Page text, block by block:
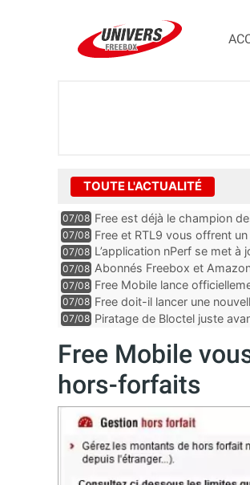
TOUTE L'ACTUALITÉ
07/08 Free est déjà le champion
encore au moin...
07/08 Free et RTL9 vous offrent
l’obtenir
07/08 L’application nPerf se met
Mobile, Orange, SFR ...
07/08 Abonnés Freebox et
07/08 Free Mobile lance
des promos et des cadeaux
07/08 Free doit-il lancer une
07/08 Piratage de Bloctel juste
Free Mobile
hors-forfaits